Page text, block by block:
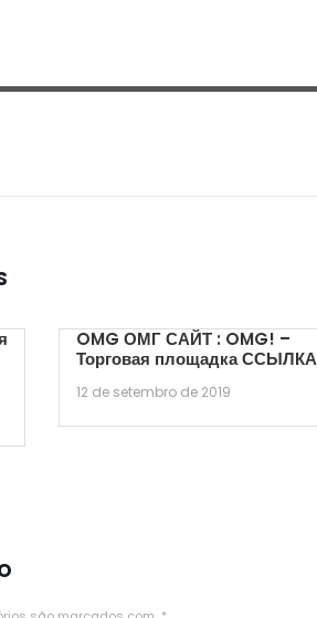
OMG ОМГ САЙТ : OMG! –
Торговая площадка ССЫЛКА
12 de setembro de 2019